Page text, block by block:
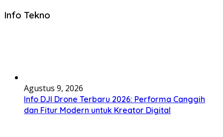
Info Tekno
Agustus 9, 2026
Info DJI Drone Terbaru 2026: Performa Canggih
dan Fitur Modern untuk Kreator Digital